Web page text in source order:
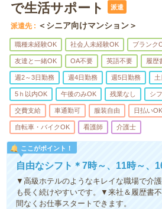
で生活サポート
派遣
派遣先 ＜シニア向けマンション＞
職種未経験OK 社会人未経験OK ブランク
友達と一緒OK OA不要 英語不要 履歴
週2～3日勤務 週4日勤務 週5日勤務
5ｈ以内OK 午後のみOK 残業なし シ
交費支給 車通勤可 服装自由 日払いOK
自転車・バイクOK 看護師 介護士
ここがポイント！
自由なシフト＊7時～、11時～、
▼高級ホテルのようなキレイな職場で介
も長く続けやすいです。▼来社＆履歴書
間なくお仕事スタートできます。